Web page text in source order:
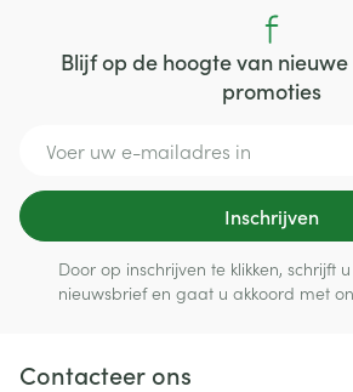
Blijf op de hoogte van
promoties
Inschrijven
Door op inschrijven te klikken, schrijft
nieuwsbrief en gaat u akkoord met
Contacteer ons